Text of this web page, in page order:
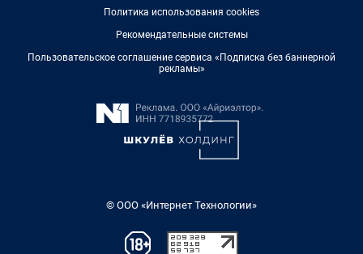
Политика использования cookies
Рекомендательные системы
Пользовательское соглашение сервиса «Подписка без баннерной
рекламы»
© ООО «Интернет Технологии»